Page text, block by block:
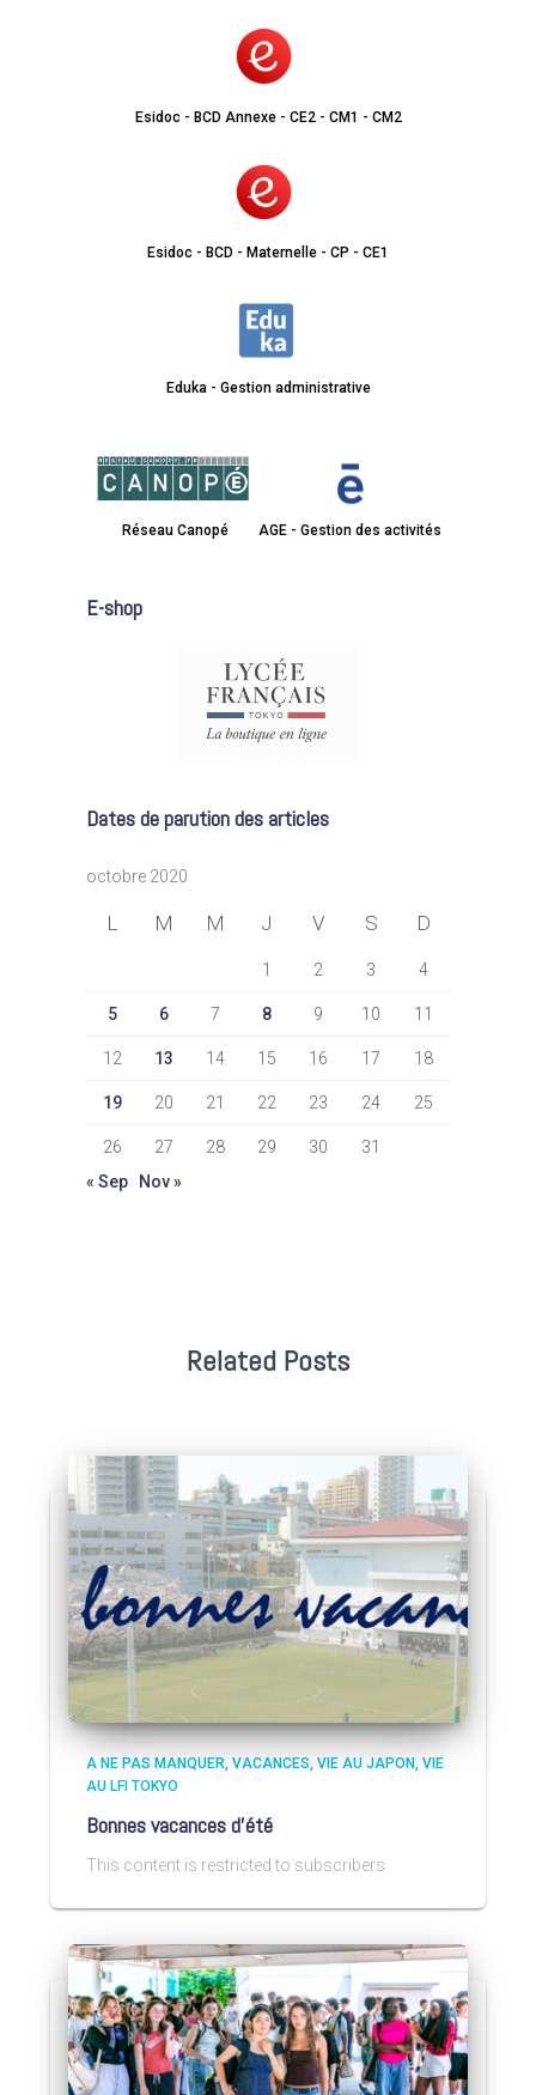
Esidoc - BCD Annexe - CE2 - CM1 - CM2
Esidoc - BCD - Maternelle - CP - CE1
Eduka - Gestion administrative
Réseau Canopé AGE - Gestion des activités
E-shop
Dates de parution des articles
octobre 2020
L M M J V S D
1 2 3 4
5 6 7 8 9 10 11
12 13 14 15 16 17 18
19 20 21 22 23 24 25
26 27 28 29 30
31
« Sep
Nov »
Related Posts
A NE PAS MANQUER VACANCES VIE AU JAPON VIE
AU LFI TOKYO
Bonnes vacances d’été
This content is restricted to subscribers